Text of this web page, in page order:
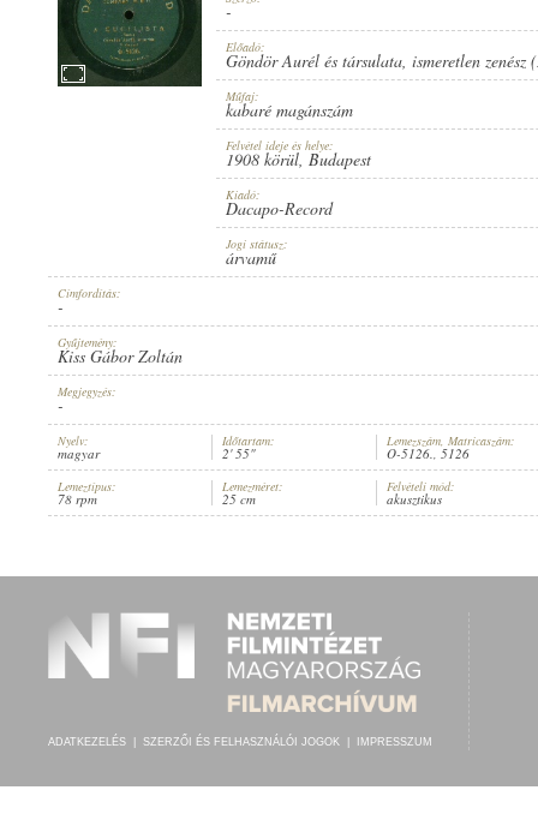
ELŐADÓ: GÖNDÖR AURÉL ÉS TÁRSULATA,ISMERETLEN ZENÉSZ (ZONGORA)
LEMEZSZÁM:
-
Előadó:
Göndör Aurél és társulata, ismeretlen zenész
Műfaj:
kabaré magánszám
Felvétel ideje és helye:
1908 körül, Budapest
Kiadó:
Dacapo-Record
Jogi státusz:
árvamű
Címfordítás:
-
Gyűjtemény:
Kiss Gábor Zoltán
Megjegyzés:
-
Nyelv:
magyar
Időtartam:
2' 55"
Lemezszám, Matricaszám:
O-5126., 5126
Lemeztípus:
78 rpm
Lemezméret:
25 cm
Felvételi mód:
akusztikus
ADATKEZELÉS SZERZŐI ÉS FELHASZNÁLÓI JOGOK IMPRESSZUM